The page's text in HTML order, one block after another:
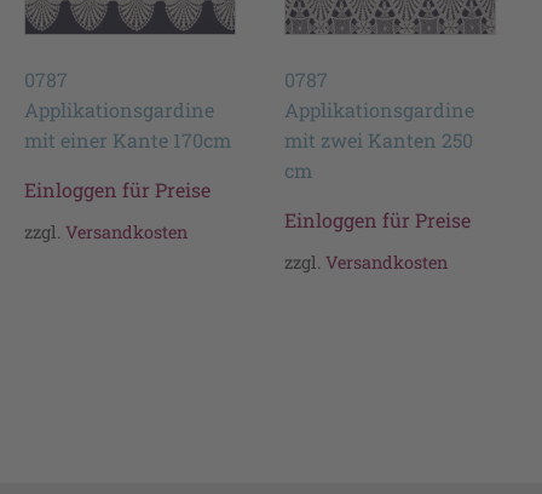
0787
Applikationsgardine
mit einer Kante 170cm
Einloggen für Preise
zzgl. Versandkosten
0787
Applikationsgardine
mit zwei Kanten 250
cm
Einloggen für Preise
zzgl.Versandkosten